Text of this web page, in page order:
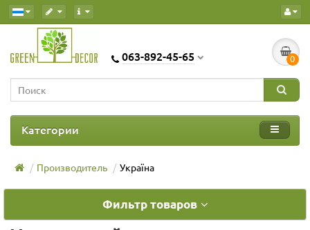
063-892-45-65 0
Категории
Производитель Україна
Фильтр товаров